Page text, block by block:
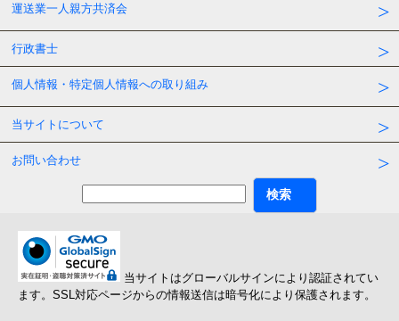
運送業一人親方共済会
行政書士
個人情報・特定個人情報への取り組み
当サイトについて
お問い合わせ
当サイトはグローバルサインにより認証されてい
ます。SSL対応ページからの情報送信は暗号化により保護されます。